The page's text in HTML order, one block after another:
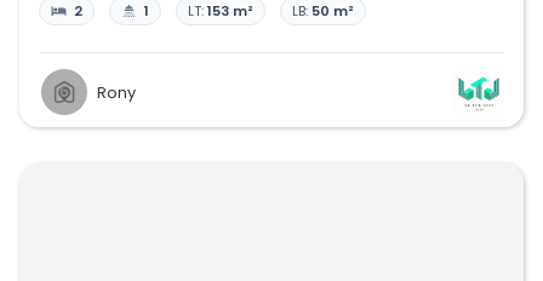
2 1 LT:153 m² LB: 50 m²
Rony